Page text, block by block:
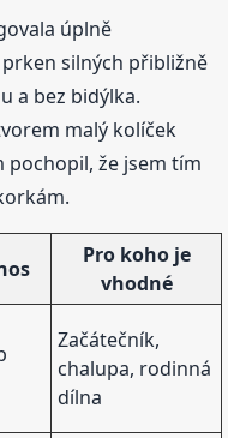
úplně
silných přibližně
a bez bidýlka.
malý kolíček
pochopil, že jsem tím
Pro koho je
vhodné
Začátečník,
chalupa, rodinná
dílna